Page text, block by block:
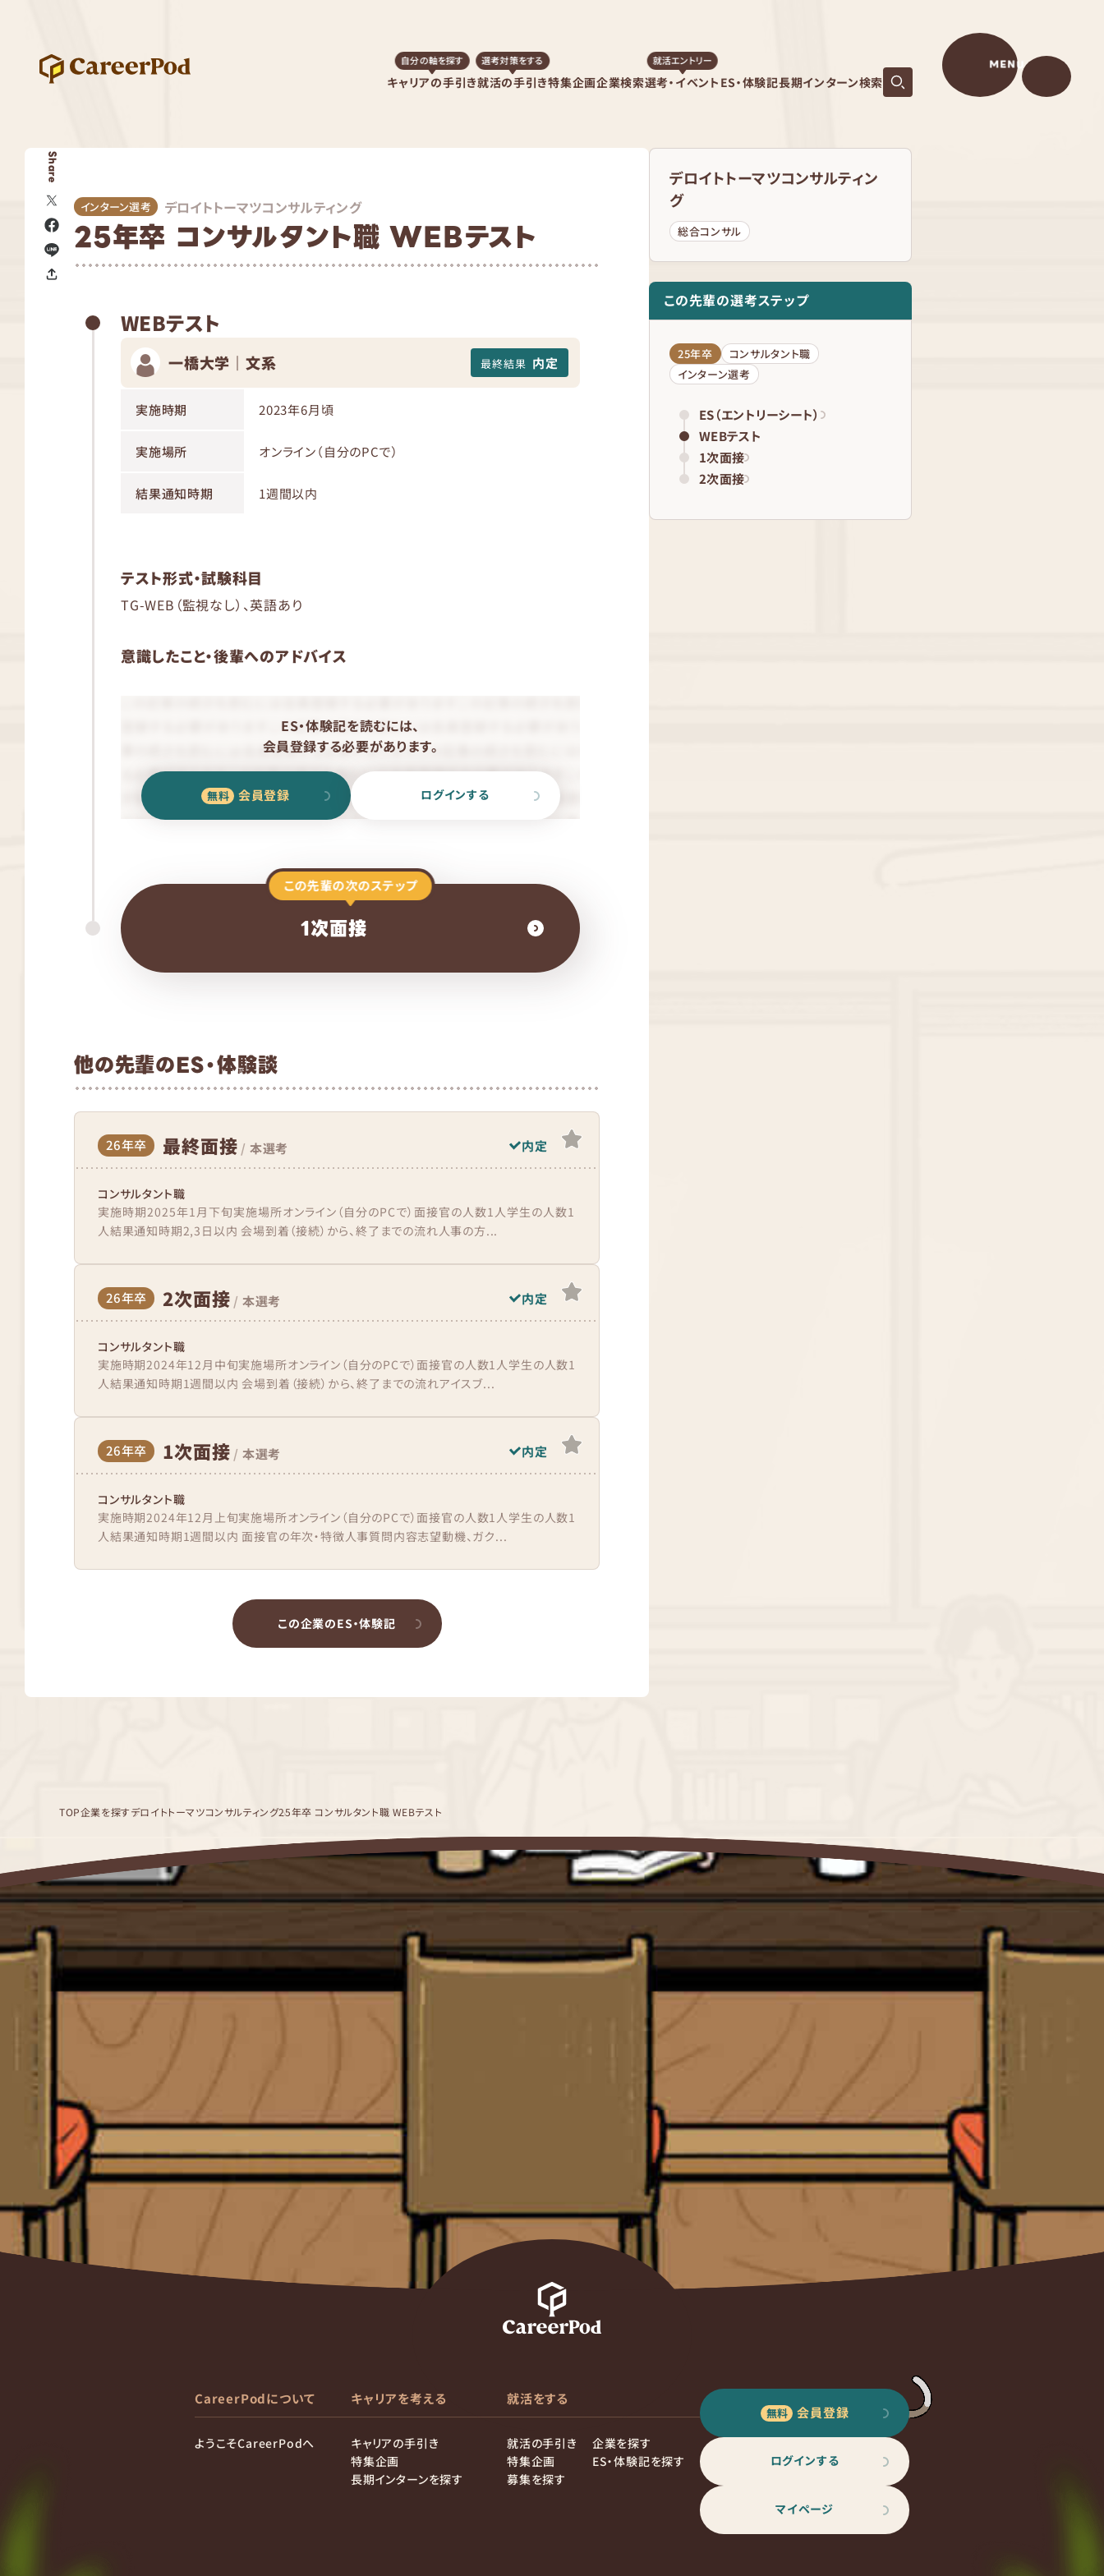
キャリアの手引き
自分の軸を探す
就活の手引き
選考対策をする
特集企画企業検索選考・イベント
就活エントリー
ES・体験記長期インターン検索
MENU
Share
インターン選考 デロイトトーマツコンサルティング
25年卒 コンサルタント職 WEBテスト
WEBテスト
一橋大学｜文系 最終結果 内定
実施時期 2023年6月頃
実施場所 オンライン（自分のPCで）
結果通知時期 1週間以内
テスト形式・試験科目
TG-WEB（監視なし）、英語あり
意識したこと・後輩へのアドバイス
ES・体験記を読むには、
会員登録する必要があります。
会員登録 ログインする
この先輩の次のステップ
1次面接
他の先輩のES・体験談
26年卒 最終面接 / 本選考 内定
コンサルタント職
実施時期2025年1月下旬実施場所オンライン（自分のPCで）面接官の人数1人学生の人数1
人結果通知時期2,3日以内 会場到着（接続）から、終了までの流れ人事の方...
26年卒 2次面接 / 本選考 内定
コンサルタント職
実施時期2024年12月中旬実施場所オンライン（自分のPCで）面接官の人数1人学生の人数1
人結果通知時期1週間以内 会場到着（接続）から、終了までの流れアイスブ...
26年卒 1次面接 / 本選考 内定
コンサルタント職
実施時期2024年12月上旬実施場所オンライン（自分のPCで）面接官の人数1人学生の人数1
人結果通知時期1週間以内 面接官の年次・特徴人事質問内容志望動機、ガク...
この企業のES・体験記
デロイトトーマツコンサルティン
グ
総合コンサル
この先輩の選考ステップ
25年卒
コンサルタント職
インターン選考
ES（エントリーシート）
WEBテスト
1次面接
2次面接
TOP企業を探すデロイトトーマツコンサルティング25年卒 コンサルタント職 WEBテスト
CareerPodについて
ようこそCareerPodへ
キャリアを考える
キャリアの手引き
特集企画
長期インターンを探す
就活をする
就活の手引き
特集企画
募集を探す
企業を探す
ES・体験記を探す
会員登録
ログインする
マイページ